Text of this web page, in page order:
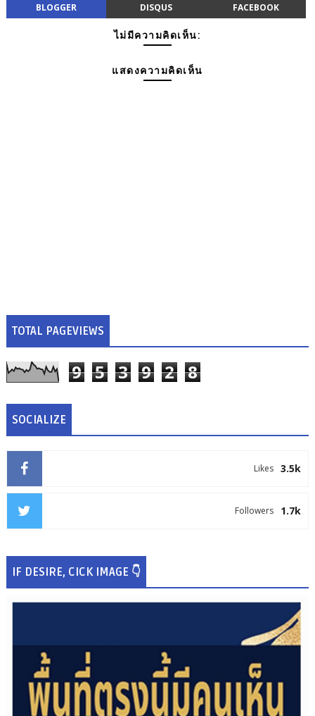
BLOGGER DISQUS FACEBOOK
ไม่มีความคิดเห็น:
แสดงความคิดเห็น
TOTAL PAGEVIEWS
9 5 3 9 2 8
SOCIALIZE
3.5k
Likes
1.7k
Followers
IF DESIRE, CICK IMAGE 👇